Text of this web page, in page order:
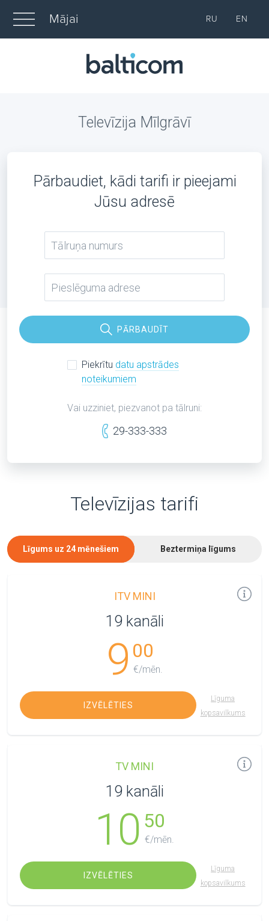
Mājai RU EN
Televīzija Mīlgrāvī
Pārbaudiet, kādi tarifi ir pieejami
Jūsu adresē
PĀRBAUDĪT
Piekrītu datu apstrādes
noteikumiem
Vai uzziniet, piezvanot pa tālruni:
29-333-333
Televīzijas tarifi
Līgums uz 24 mēnešiem Beztermiņa līgums
ITV MINI
19 kanāli
9 00
€/mēn.
IZVĒLĒTIES
Līguma
kopsavilkums
TV MINI
19 kanāli
10 50
€/mēn.
IZVĒLĒTIES
Līguma
kopsavilkums